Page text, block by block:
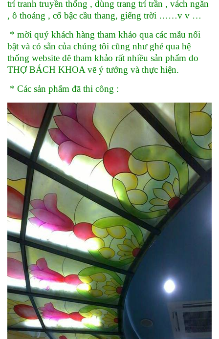
trí tranh truyền thống , dùng trang trí trần , vách ngăn
, ô thoáng , cổ bậc cầu thang, giếng trời ……v v …
* mời quý khách hàng tham khảo qua các mẫu nổi
bật và có sẵn của chúng tôi cũng như ghé qua hệ
thống website đê tham khảo rất nhiều sản phẩm do
THỢ BÁCH KHOA vẽ ý tưởng và thực hiện.
* Các sản phẩm đã thi công :